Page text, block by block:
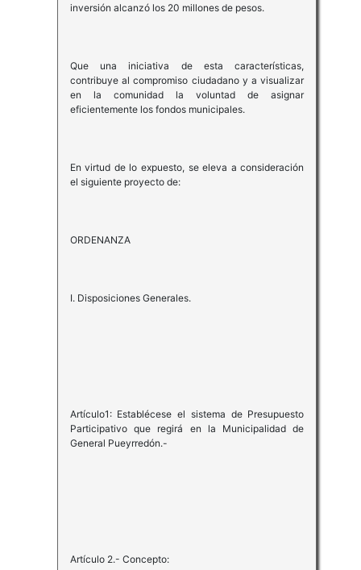
inversión alcanzó los 20 millones de pesos.
Que una iniciativa de esta características,
contribuye al compromiso ciudadano y a visualizar
en la comunidad la voluntad de asignar
eficientemente los fondos municipales.
En virtud de lo expuesto, se eleva a consideración
el siguiente proyecto de:
ORDENANZA
I. Disposiciones Generales.
Artículo1: Establécese el sistema de Presupuesto
Participativo que regirá en la Municipalidad de
General Pueyrredón.-
Artículo 2.- Concepto: